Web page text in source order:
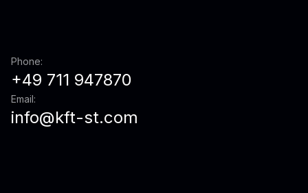
Phone:
+49 711 947870
Email:
info@kft-st.com